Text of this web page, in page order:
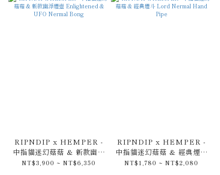
RIPNDIP x HEMPER -
中指貓迷幻菇菇 & 新款幽浮
煙壺 Enlightened &
NT$3,900 ~ NT$6,350
RIPNDIP x HEMPER -
中指貓迷幻菇菇 & 經典煙斗
Lord Nermal Hand
NT$1,780 ~ NT$2,080